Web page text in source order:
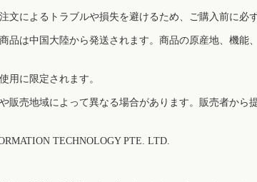
によるトラブルや損失を避けるため、ご購入前に必
品は中国大陸から発送されます。商品の原産地、機
用に限定されます。
販売地域によって異なる場合があります。販売者か
TECHNOLOGY PTE. LTD.